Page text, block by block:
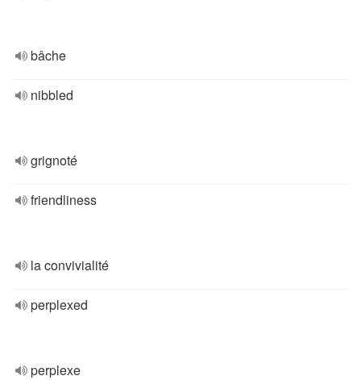
bâche
nibbled
grignoté
friendliness
la convivialité
perplexed
perplexe